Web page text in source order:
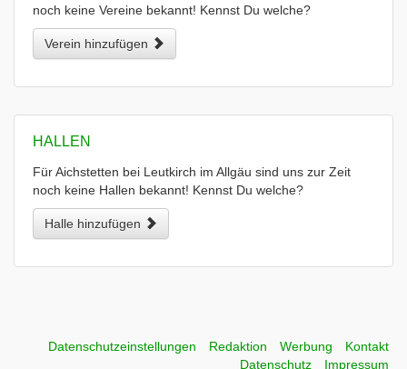
noch keine Vereine bekannt! Kennst Du welche?
Verein hinzufügen
HALLEN
Für Aichstetten bei Leutkirch im Allgäu sind uns zur Zeit
noch keine Hallen bekannt! Kennst Du welche?
Halle hinzufügen
Datenschutzeinstellungen Redaktion Werbung
Kontakt
Datenschutz
Impressum